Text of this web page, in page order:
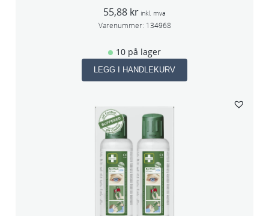
55,88 kr inkl. mva
Varenummer: 134968
10 på lager
LEGG I HANDLEKURV